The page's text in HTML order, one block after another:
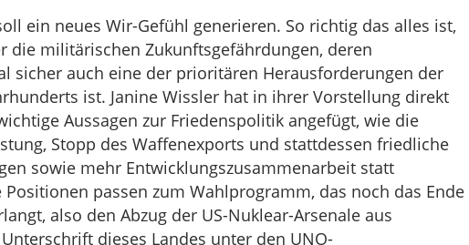
ein neues Wir-Gefühl generieren. So richtig das alles ist,
die militärischen Zukunftsgefährdungen, deren
sicher auch eine der prioritären Herausforderungen der
ist. Janine Wissler hat in ihrer Vorstellung direkt
Aussagen zur Friedenspolitik angefügt, wie die
Stopp des Waffenexports und stattdessen friedliche
sowie mehr Entwicklungszusammenarbeit statt
passen zum Wahlprogramm, das noch das Ende
also den Abzug der US-Nuklear-Arsenale aus
dieses Landes unter den UNO-